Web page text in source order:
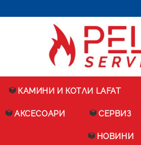
КАМИНИ И КОТЛИ LAFAT
АКСЕСОАРИ СЕРВИЗ
НОВИНИ